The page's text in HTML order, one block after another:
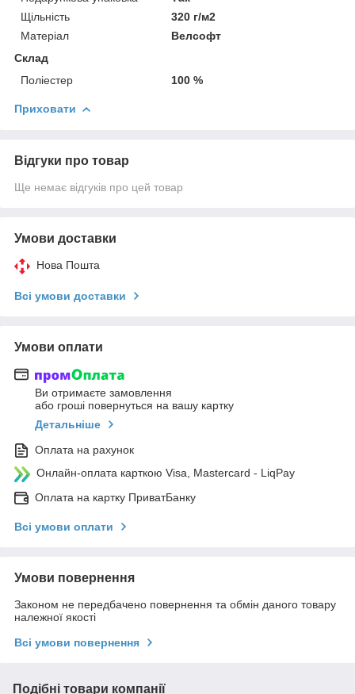
Щільність
320 г/м2
Матеріал
Велсофт
Склад
Поліестер
100 %
Приховати
Відгуки про товар
Ще немає відгуків про цей товар
Умови доставки
Нова Пошта
Всі умови доставки
Умови оплати
Ви отримаєте замовлення
або гроші повернуться на вашу картку
Детальніше
Оплата на рахунок
Онлайн-оплата карткою Visa, Mastercard - LiqPay
Оплата на картку ПриватБанку
Всі умови оплати
Умови повернення
Законом не передбачено повернення та обмін даного товару
належної якості
Всі умови повернення
Подібні товари компанії